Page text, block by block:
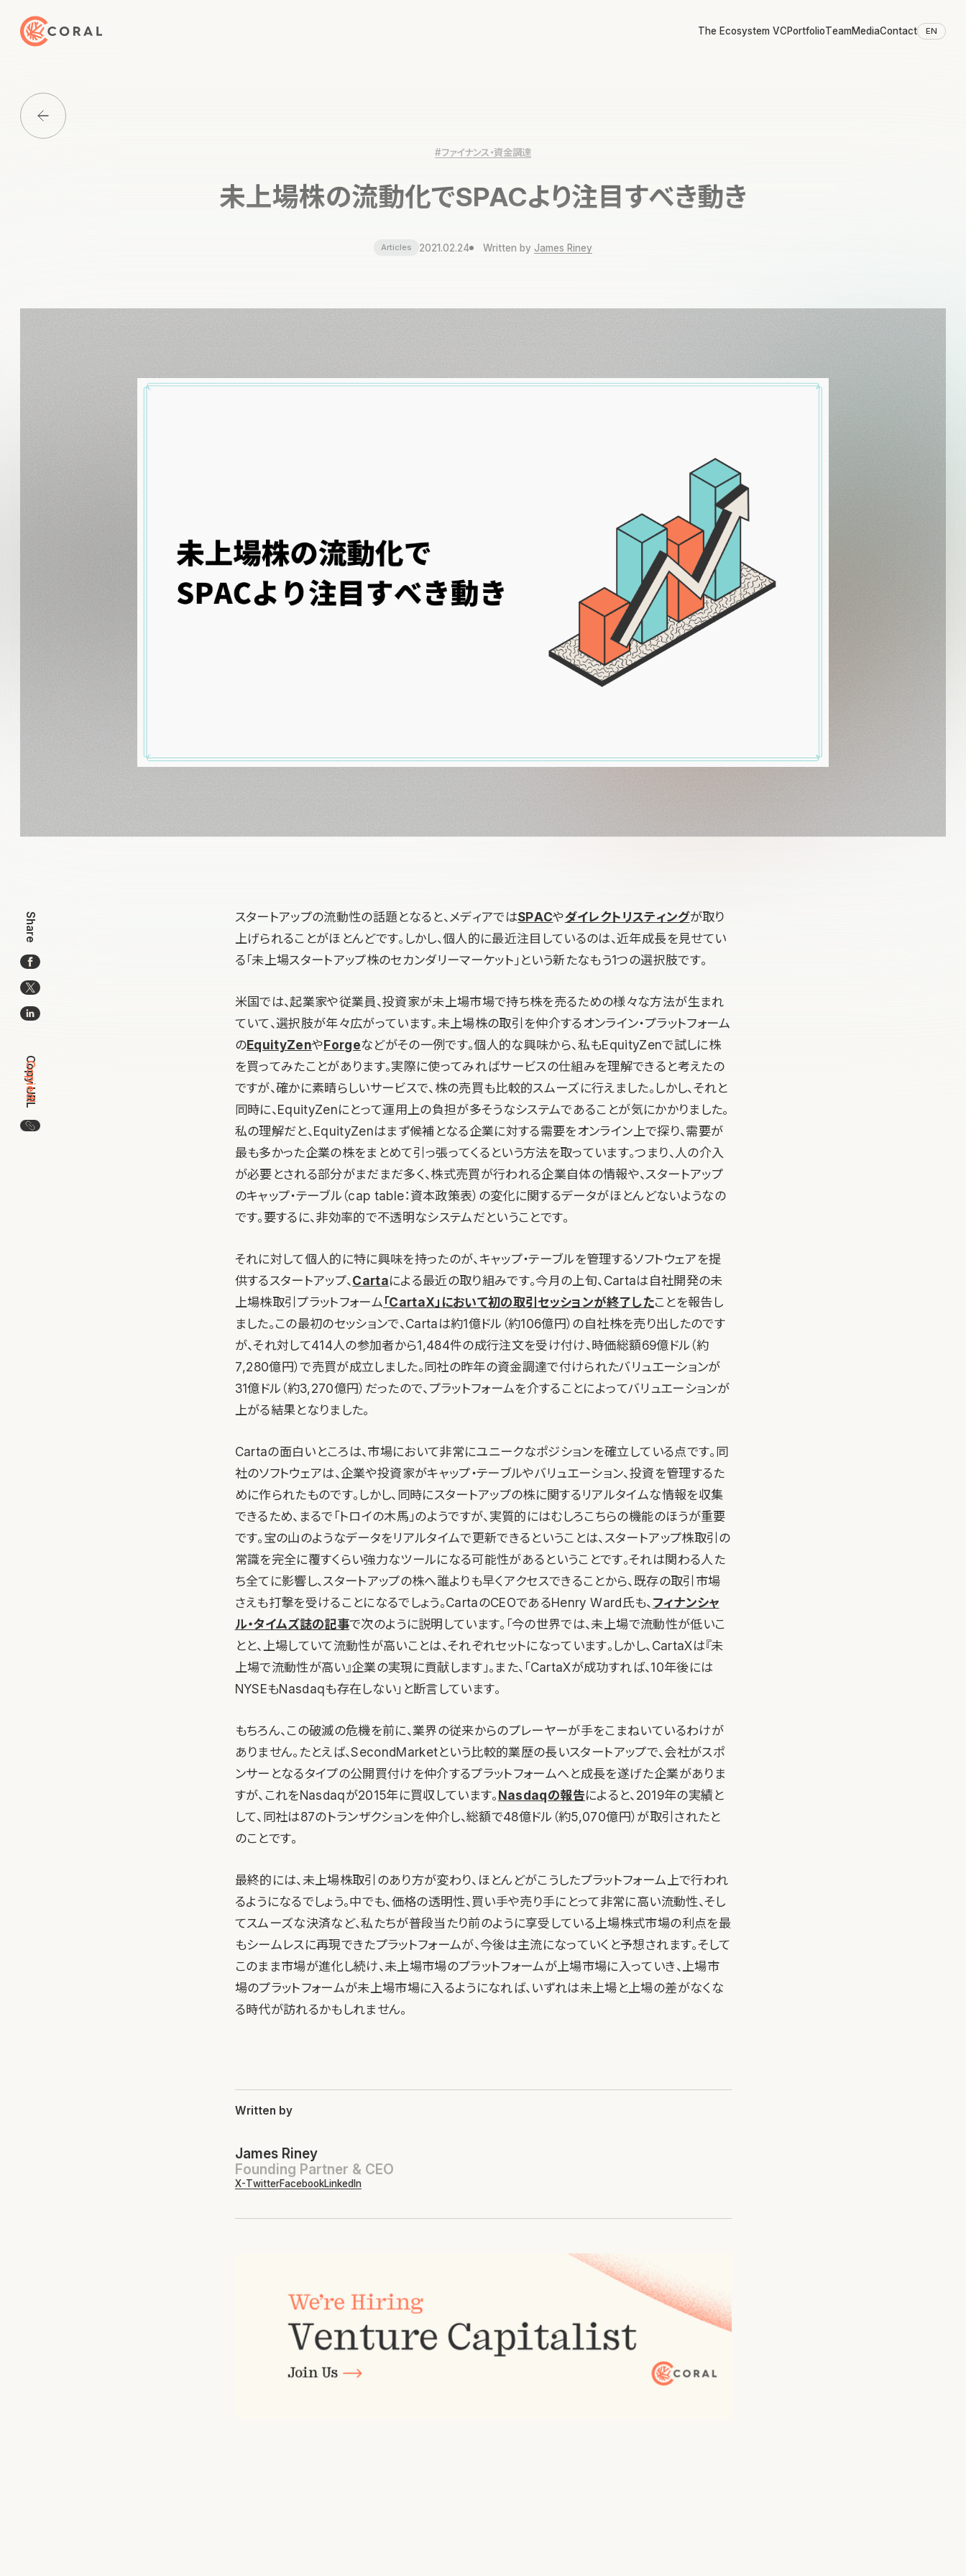
トップページへ戻る
The Ecosystem VCPortfolioTeamMediaContact EN
Media一覧に戻る
#ファイナンス・資金調達
未上場株の流動化でSPACより注目すべき動き
Articles 2021.02.24 Written by James Riney
Share
Copy URL
Copied!
この記事のURLをコピー
スタートアップの流動性の話題となると、メディアではSPACやダイレクトリスティングが取り
上げられることがほとんどです。しかし、個人的に最近注目しているのは、近年成長を見せてい
る「未上場スタートアップ株のセカンダリーマーケット」という新たなもう1つの選択肢です。
米国では、起業家や従業員、投資家が未上場市場で持ち株を売るための様々な方法が生まれ
ていて、選択肢が年々広がっています。未上場株の取引を仲介するオンライン・プラットフォーム
のEquityZenやForgeなどがその一例です。個人的な興味から、私もEquityZenで試しに株
を買ってみたことがあります。実際に使ってみればサービスの仕組みを理解できると考えたの
ですが、確かに素晴らしいサービスで、株の売買も比較的スムーズに行えました。しかし、それと
同時に、EquityZenにとって運用上の負担が多そうなシステムであることが気にかかりました。
私の理解だと、EquityZenはまず候補となる企業に対する需要をオンライン上で探り、需要が
最も多かった企業の株をまとめて引っ張ってくるという方法を取っています。つまり、人の介入
が必要とされる部分がまだまだ多く、株式売買が行われる企業自体の情報や、スタートアップ
のキャップ・テーブル（cap table：資本政策表）の変化に関するデータがほとんどないようなの
です。要するに、非効率的で不透明なシステムだということです。
それに対して個人的に特に興味を持ったのが、キャップ・テーブルを管理するソフトウェアを提
供するスタートアップ、Cartaによる最近の取り組みです。今月の上旬、Cartaは自社開発の未
上場株取引プラットフォーム「CartaX」において初の取引セッションが終了したことを報告し
ました。この最初のセッションで、Cartaは約1億ドル（約106億円）の自社株を売り出したのです
が、それ対して414人の参加者から1,484件の成行注文を受け付け、時価総額69億ドル（約
7,280億円）で売買が成立しました。同社の昨年の資金調達で付けられたバリュエーションが
31億ドル（約3,270億円）だったので、プラットフォームを介することによってバリュエーションが
上がる結果となりました。
Cartaの面白いところは、市場において非常にユニークなポジションを確立している点です。同
社のソフトウェアは、企業や投資家がキャップ・テーブルやバリュエーション、投資を管理するた
めに作られたものです。しかし、同時にスタートアップの株に関するリアルタイムな情報を収集
できるため、まるで「トロイの木馬」のようですが、実質的にはむしろこちらの機能のほうが重要
です。宝の山のようなデータをリアルタイムで更新できるということは、スタートアップ株取引の
常識を完全に覆すくらい強力なツールになる可能性があるということです。それは関わる人た
ち全てに影響し、スタートアップの株へ誰よりも早くアクセスできることから、既存の取引市場
さえも打撃を受けることになるでしょう。CartaのCEOであるHenry Ward氏も、 フィナンシャ
ル・タイムズ誌の記事で次のように説明しています。「今の世界では、未上場で流動性が低いこ
とと、上場していて流動性が高いことは、それぞれセットになっています。しかし、CartaXは『未
上場で流動性が高い』企業の実現に貢献します」。また、「CartaXが成功すれば、10年後には
NYSEもNasdaqも存在しない」と断言しています。
もちろん、この破滅の危機を前に、業界の従来からのプレーヤーが手をこまねいているわけが
ありません。たとえば、SecondMarketという比較的業歴の長いスタートアップで、会社がスポ
ンサーとなるタイプの公開買付けを仲介するプラットフォームへと成長を遂げた企業がありま
すが、これをNasdaqが2015年に買収しています。Nasdaqの報告によると、2019年の実績と
して、同社は87のトランザクションを仲介し、総額で48億ドル（約5,070億円）が取引されたと
のことです。
最終的には、未上場株取引のあり方が変わり、ほとんどがこうしたプラットフォーム上で行われ
るようになるでしょう。中でも、価格の透明性、買い手や売り手にとって非常に高い流動性、そし
てスムーズな決済など、私たちが普段当たり前のように享受している上場株式市場の利点を最
もシームレスに再現できたプラットフォームが、今後は主流になっていくと予想されます。そして
このまま市場が進化し続け、未上場市場のプラットフォームが上場市場に入っていき、上場市
場のプラットフォームが未上場市場に入るようになれば、いずれは未上場と上場の差がなくな
る時代が訪れるかもしれません。
Written by
James Riney
Founding Partner & CEO
X-TwitterFacebookLinkedIn